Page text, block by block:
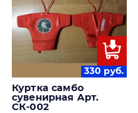
330 руб.
Куртка самбо
сувенирная Арт.
СК-002